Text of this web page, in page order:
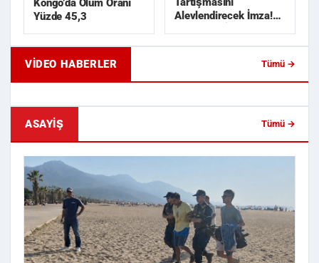
Kongo’da Ölüm Oranı
Yüzde 45,3
Alevlendirecek İmza!
Karar
VIDEO HABERLER
Tümü →
Geride Bıraktığı Mektup Tefecilik
Samsun'da Lise
ASAYIŞ Tümü →